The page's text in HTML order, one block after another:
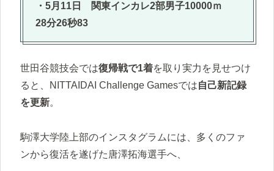
・5月11日 関東インカレ2部男子10000ｍ
28分26秒83
世田谷競技会では復帰戦で1着を取り実力を見せつけ
ると、NITTAIDAI Challenge Gamesでは自己新記録
を更新。
駒澤大学陸上部のインスタグラムには、多くのファ
ンから復活を遂げた唐澤拓海選手へ、